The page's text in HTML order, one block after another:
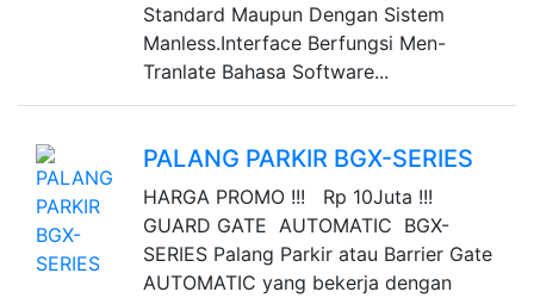
Standard Maupun Dengan Sistem
Manless.Interface Berfungsi Men-
Tranlate Bahasa Software...
PALANG PARKIR BGX-SERIES
HARGA PROMO !!! Rp 10Juta !!!
GUARD GATE AUTOMATIC BGX-
SERIES Palang Parkir atau Barrier Gate
AUTOMATIC yang bekerja dengan